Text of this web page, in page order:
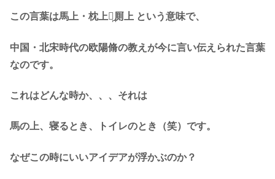
この言葉は馬上・枕上・̪厠上 という意味で、
中国・北宋時代の欧陽脩の教えが今に言い伝えられた言葉
なのです。
これはどんな時か、、、それは
馬の上、寝るとき、トイレのとき （笑）です。
なぜこの時にいいアイデアが浮かぶのか？